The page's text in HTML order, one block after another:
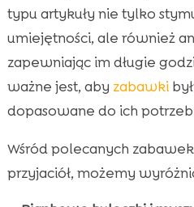
typu artykuły nie tylko
umiejętności, ale również
zapewniając im długie
ważne jest, aby zabawki
dopasowane do ich
Wśród polecanych
przyjaciół, możemy